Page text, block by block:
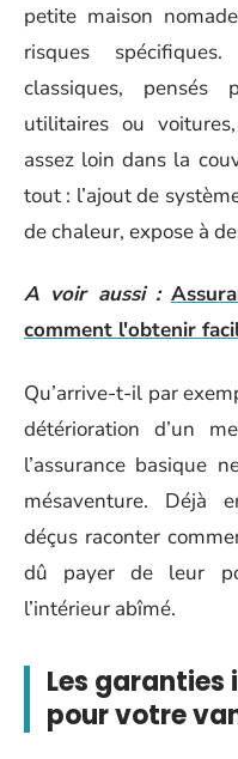
petite maison
risques
classiques, pensés
utilitaires ou
assez loin dans la
tout : l’ajout de
de chaleur, expose à
A voir aussi :
comment l'obtenir
Qu’arrive-t-il par
détérioration d’un
l’assurance basique
mésaventure. Déjà
déçus raconter
dû payer de leur
l’intérieur abîmé.
Les
pour votre